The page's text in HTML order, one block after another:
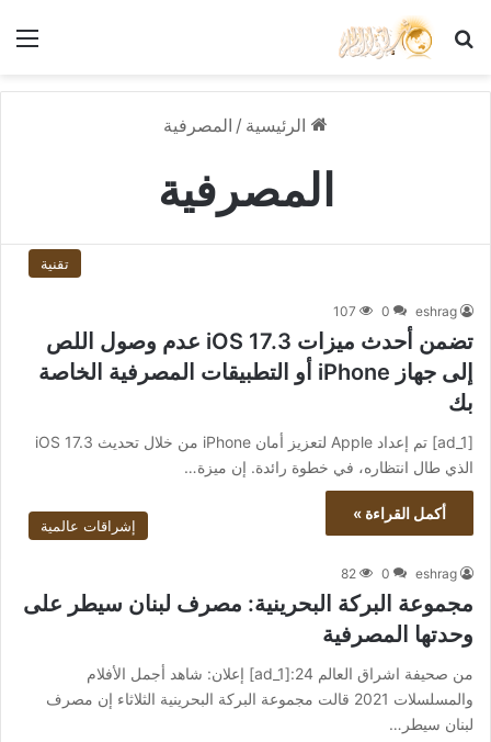
بحث عن
الرئيسية / المصرفية
المصرفية
تقنية
eshrag
0
107
تضمن أحدث ميزات iOS 17.3 عدم وصول اللص
إلى جهاز iPhone أو التطبيقات المصرفية الخاصة
بك
[ad_1] تم إعداد Apple لتعزيز أمان iPhone من خلال تحديث iOS 17.3
الذي طال انتظاره، في خطوة رائدة. إن ميزة…
أكمل القراءة »
إشراقات عالمية
eshrag
0
82
مجموعة البركة البحرينية: مصرف لبنان سيطر على
وحدتها المصرفية
من صحيفة اشراق العالم 24:[ad_1] إعلان: شاهد أجمل الأفلام
والمسلسلات 2021 قالت مجموعة البركة البحرينية الثلاثاء إن مصرف
لبنان سيطر…